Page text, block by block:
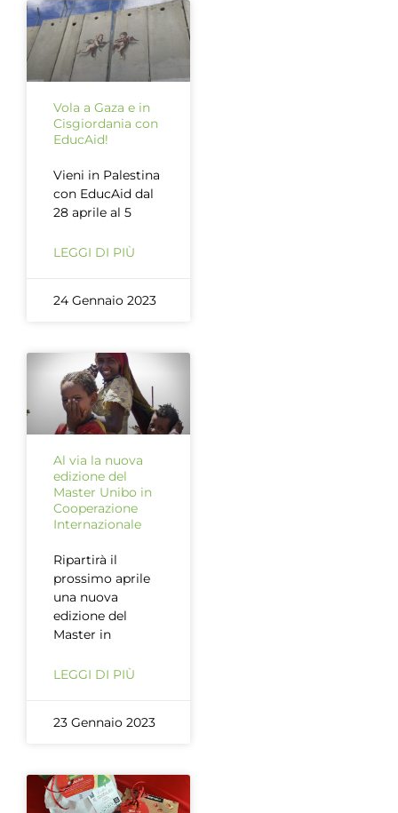
Vola a Gaza e in
Cisgiordania con
EducAid!
Vieni in Palestina
con EducAid dal
28 aprile al 5
LEGGI DI PIÙ
24 Gennaio 2023
Al via la nuova
edizione del
Master Unibo in
Cooperazione
Internazionale
Ripartirà il
prossimo aprile
una nuova
edizione del
Master in
LEGGI DI PIÙ
23 Gennaio 2023